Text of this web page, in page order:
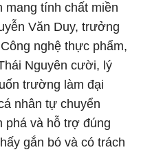
tính chất miền
Văn Duy, trưởng
nghệ thực phẩm,
Nguyên cười, lý
trường làm đại
nhân tự chuyển
phá và hỗ trợ đúng
gắn bó và có trách